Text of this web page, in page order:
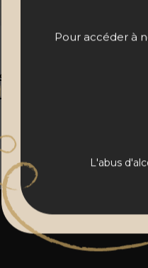
Pour accéder à
L'abus